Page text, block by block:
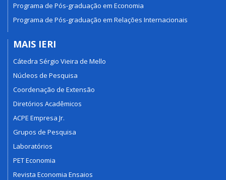
Programa de Pós-graduação em Economia
Programa de Pós-graduação em Relações Internacionais
MAIS IERI
Cátedra Sérgio Vieira de Mello
Núcleos de Pesquisa
Coordenação de Extensão
Diretórios Acadêmicos
ACPE Empresa Jr.
Grupos de Pesquisa
Laboratórios
PET Economia
Revista Economia Ensaios